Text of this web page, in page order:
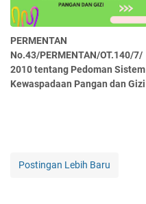
PERMENTAN
No.43/PERMENTAN/OT.140/7/
2010 tentang Pedoman Sistem
Kewaspadaan Pangan dan Gizi
Postingan Lebih Baru